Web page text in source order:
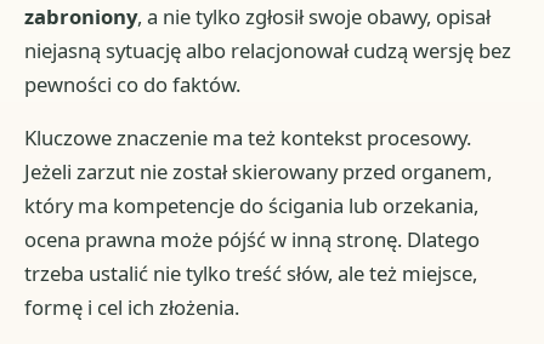
zabroniony, a nie tylko zgłosił swoje obawy, opisał
niejasną sytuację albo relacjonował cudzą wersję bez
pewności co do faktów.
Kluczowe znaczenie ma też kontekst procesowy.
Jeżeli zarzut nie został skierowany przed organem,
który ma kompetencje do ścigania lub orzekania,
ocena prawna może pójść w inną stronę. Dlatego
trzeba ustalić nie tylko treść słów, ale też miejsce,
formę i cel ich złożenia.